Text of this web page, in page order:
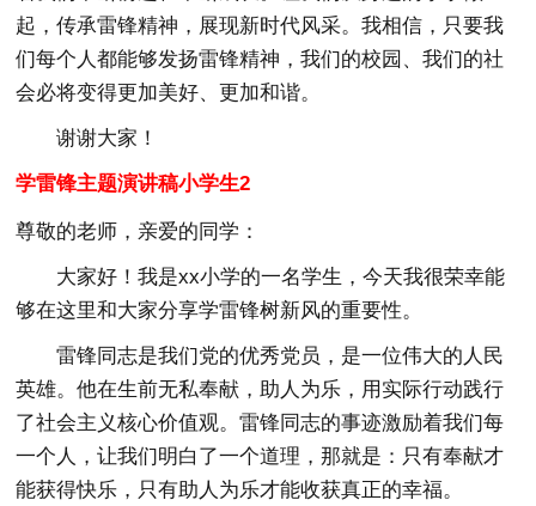
起，传承雷锋精神，展现新时代风采。我相信，只要我
们每个人都能够发扬雷锋精神，我们的校园、我们的社
会必将变得更加美好、更加和谐。
谢谢大家！
学雷锋主题演讲稿小学生2
尊敬的老师，亲爱的同学：
大家好！我是xx小学的一名学生，今天我很荣幸能
够在这里和大家分享学雷锋树新风的重要性。
雷锋同志是我们党的优秀党员，是一位伟大的人民
英雄。他在生前无私奉献，助人为乐，用实际行动践行
了社会主义核心价值观。雷锋同志的事迹激励着我们每
一个人，让我们明白了一个道理，那就是：只有奉献才
能获得快乐，只有助人为乐才能收获真正的幸福。